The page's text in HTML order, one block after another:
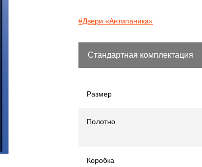
#Двери «Антипаника»
Стандартная комплектация
Размер
Полотно
Коробка